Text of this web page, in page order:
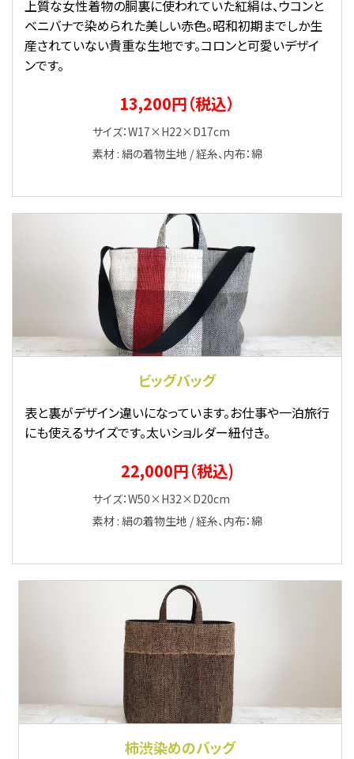
上質な女性着物の胴裏に使われていた紅絹は、ウコンと
ベニバナで染められた美しい赤色。昭和初期までしか生
産されていない貴重な生地です。コロンと可愛いデザイ
ンです。
13,200円（税込）
サイズ：W17×H22×D17cm
素材 : 絹の着物生地 / 経糸、内布：綿
ビッグバッグ
表と裏がデザイン違いになっています。お仕事や一泊旅行
にも使えるサイズです。太いショルダー紐付き。
22,000円（税込)
サイズ：W50×H32×D20cm
素材 : 絹の着物生地 / 経糸、内布：綿
柿渋染めのバッグ